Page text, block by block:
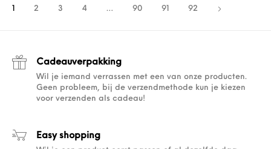
1 2 3 4 … 90 91 92
Cadeauverpakking
Wil je iemand verrassen met een van onze producten.
Geen probleem, bij de verzendmethode kun je kiezen
voor verzenden als cadeau!
Easy shopping